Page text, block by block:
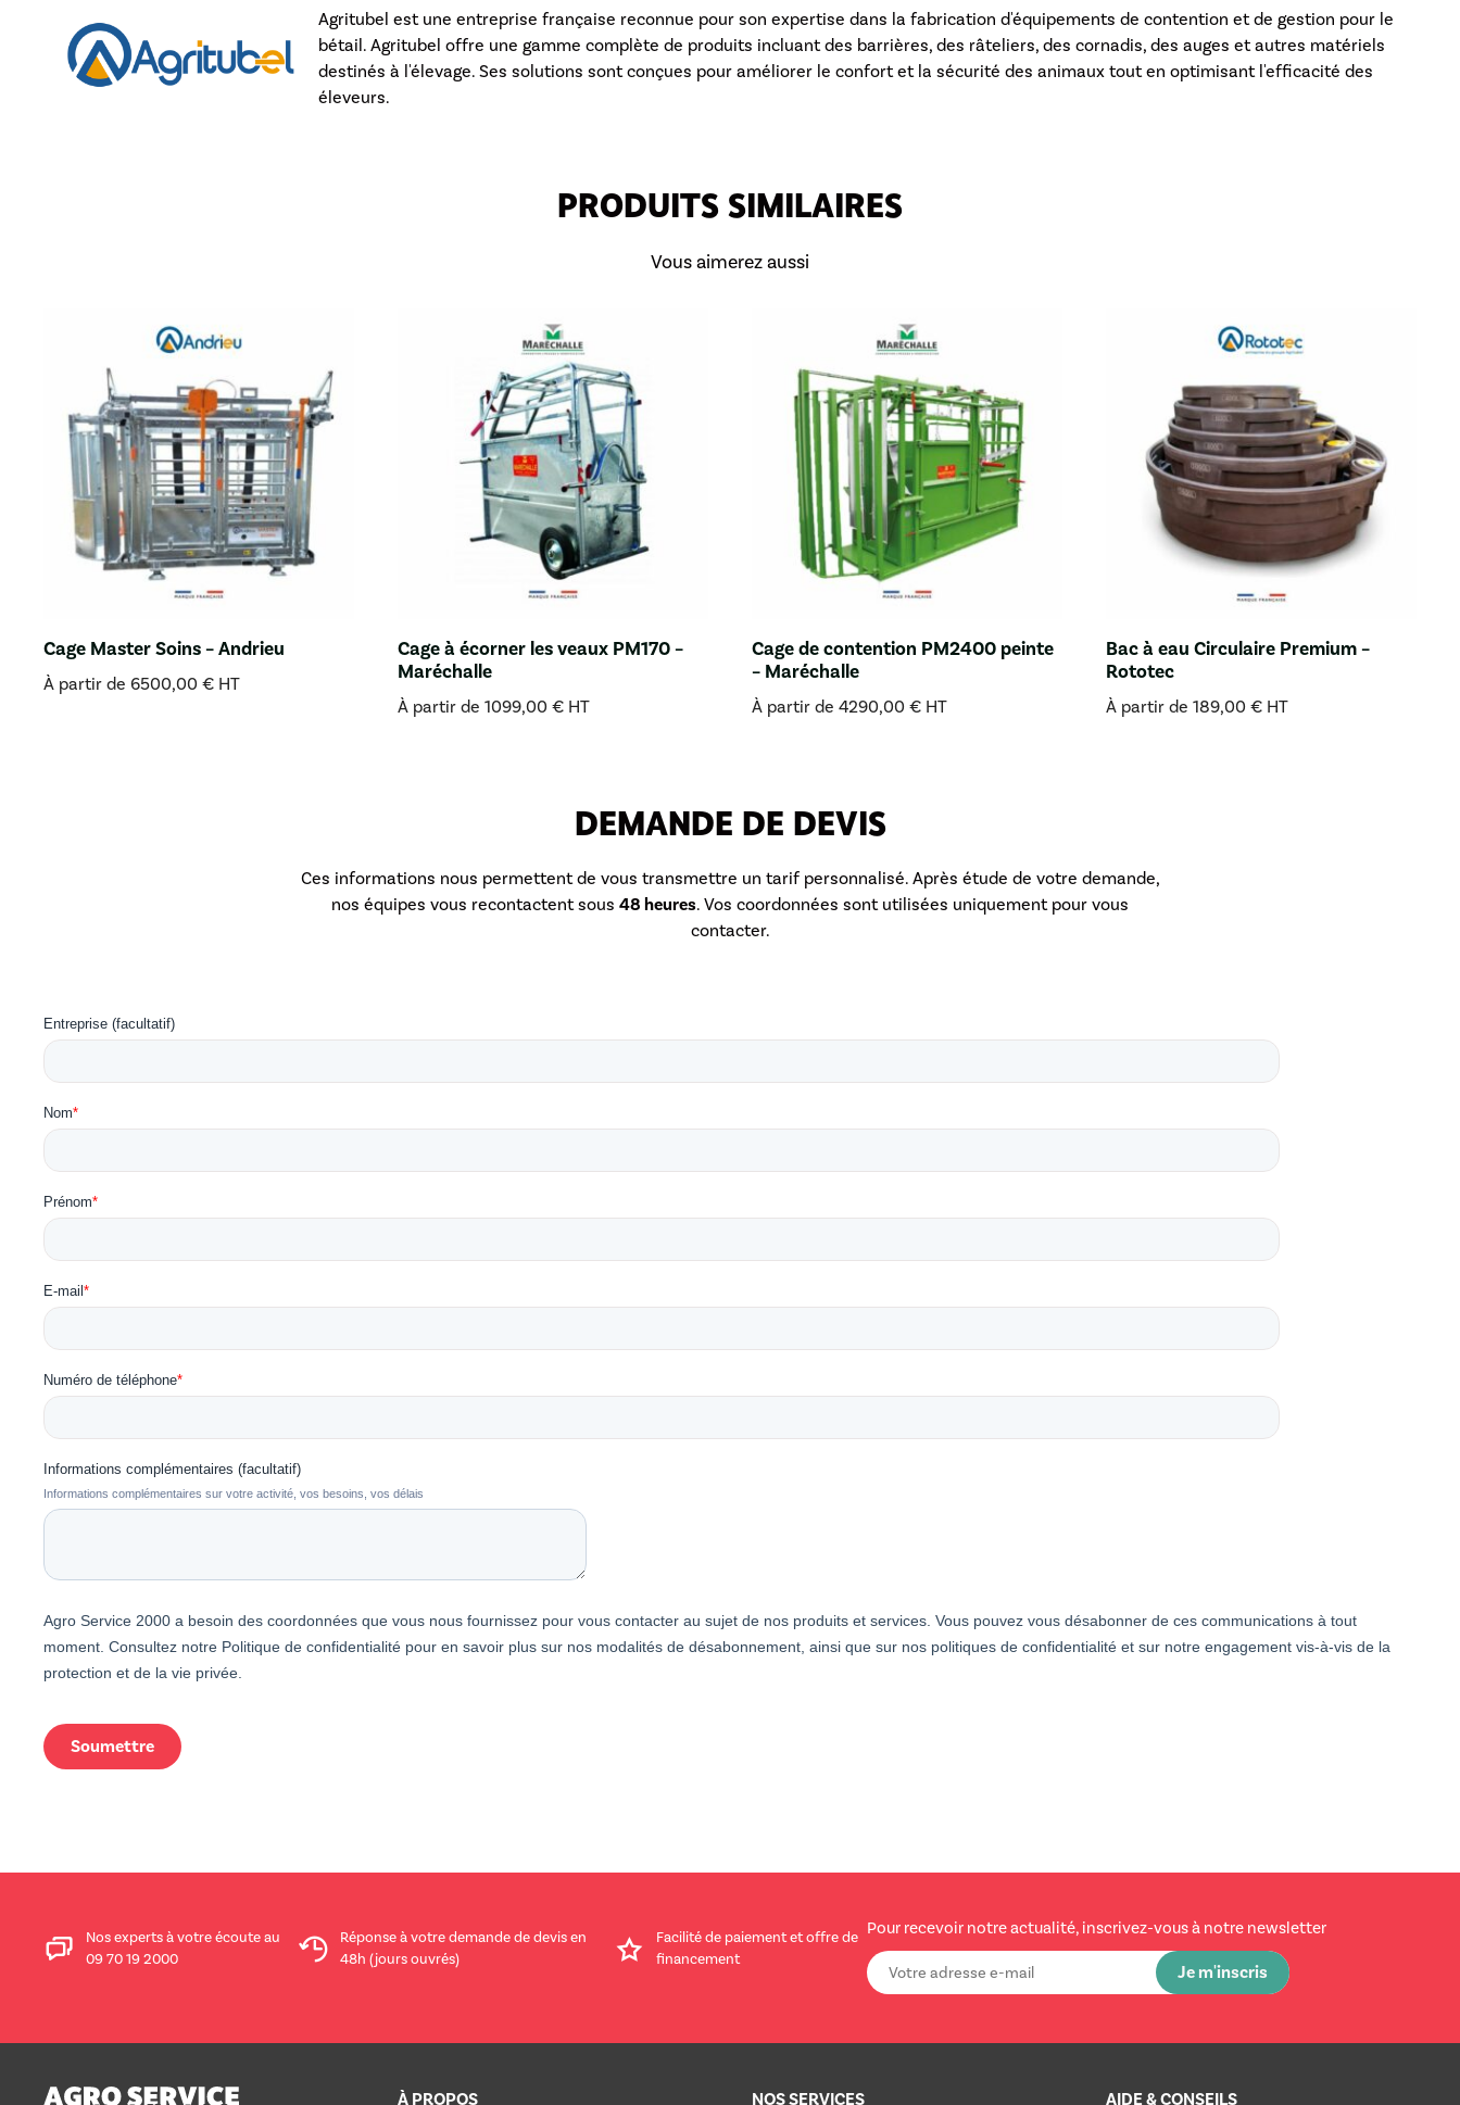
Agritubel est une entreprise française reconnue pour son expertise dans la fabrication d'équipements de contention et de gestion pour le
bétail. Agritubel offre une gamme complète de produits incluant des barrières, des râteliers, des cornadis, des auges et autres matériels
destinés à l'élevage. Ses solutions sont conçues pour améliorer le confort et la sécurité des animaux tout en optimisant l'efficacité des
éleveurs.
PRODUITS SIMILAIRES
Vous aimerez aussi
Cage Master Soins – Andrieu
À partir de 6500,00 € HT
Cage à écorner les veaux PM170 –
Maréchalle
À partir de 1099,00 € HT
Cage de contention PM2400 peinte
– Maréchalle
À partir de 4290,00 € HT
Bac à eau Circulaire Premium –
Rototec
À partir de 189,00 € HT
DEMANDE DE DEVIS
Ces informations nous permettent de vous transmettre un tarif personnalisé. Après étude de votre demande,
nos équipes vous recontactent sous 48 heures. Vos coordonnées sont utilisées uniquement pour vous
contacter.
Entreprise (facultatif)
Nom*
Prénom*
E-mail *
Numéro de téléphone*
Informations complémentaires (facultatif)
Informations complémentaires sur votre activité, vos besoins, vos délais
Agro Service 2000 a besoin des coordonnées que vous nous fournissez pour vous contacter au sujet de nos produits et services. Vous pouvez vous désabonner de ces communications à tout
moment. Consultez notre Politique de confidentialité pour en savoir plus sur nos modalités de désabonnement, ainsi que sur nos politiques de confidentialité et sur notre engagement vis-à-vis de la
protection et de la vie privée.
Nos experts à votre écoute au
09 70 19 2000
Réponse à votre demande de devis en
48h (jours ouvrés)
Facilité de paiement et offre de
financement
Pour recevoir notre actualité, inscrivez-vous à notre newsletter
À PROPOS NOS SERVICES AIDE & CONSEILS